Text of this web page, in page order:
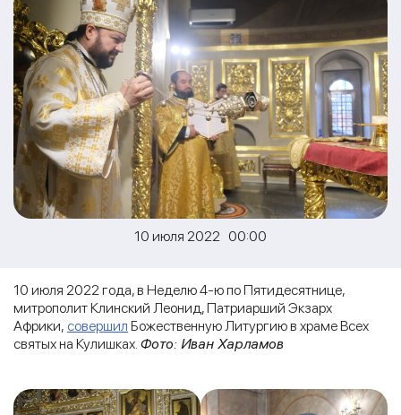
10 июля 2022 00:00
10 июля 2022 года, в Неделю 4-ю по Пятидесятнице,
митрополит Клинский Леонид, Патриарший Экзарх
Африки, совершил Божественную Литургию в храме Всех
святых на Кулишках. Фото: Иван Харламов